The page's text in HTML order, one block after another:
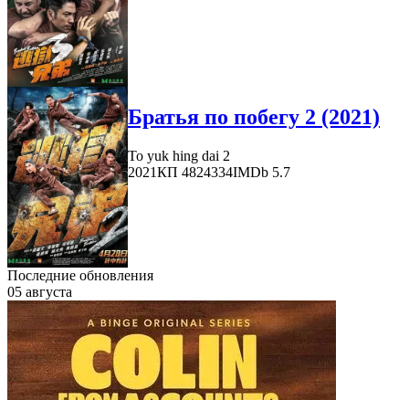
Братья по побегу 2 (2021)
To yuk hing dai 2
2021КП 4824334IMDb 5.7
Последние обновления
05 августа